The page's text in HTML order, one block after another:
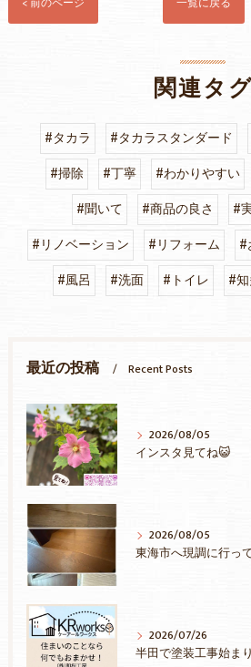
関連タ
#タカラ #タカラスタンダード
#掃除
#丁寧 #わかりやすい
#聞いて
#商品の良さ #
#リノベーション
#リフォーム #
#風呂
#洗面 #トイレ #
最近の投稿 Recent Posts
2026/08/05
インスタ見てね😺
2026/08/05
東海市へ現調に行っ
2026/07/26
半田で塗装工事始ま